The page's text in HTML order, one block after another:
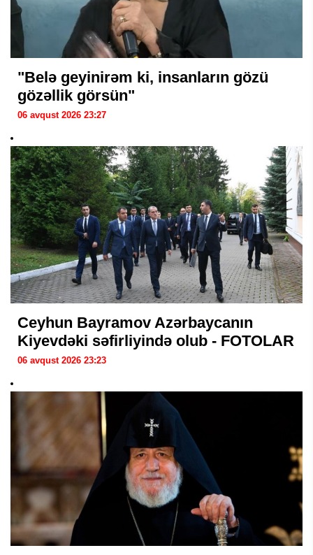
"Belə geyinirəm ki, insanların gözü
gözəllik görsün"
06 avqust 2026 23:27
Ceyhun Bayramov Azərbaycanın
Kiyevdəki səfirliyində olub - FOTOLAR
06 avqust 2026 23:23